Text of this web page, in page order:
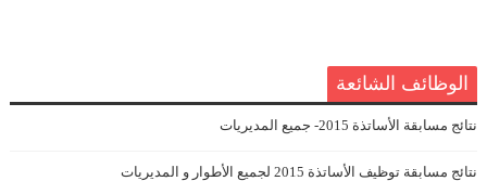
الوظائف الشائعة
نتائج مسابقة الأساتذة 2015- جميع المديريات
نتائج مسابقة توظيف الأساتذة 2015 لجميع الأطوار و المديريات